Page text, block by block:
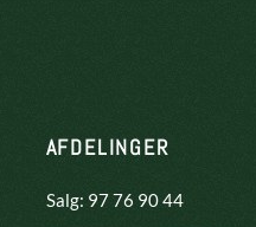
AFDELINGER
Salg: 97 76 90 44